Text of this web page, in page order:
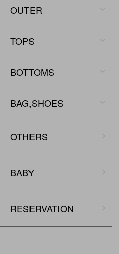
OUTER
TOPS
BOTTOMS
BAG,SHOES
OTHERS
BABY
RESERVATION